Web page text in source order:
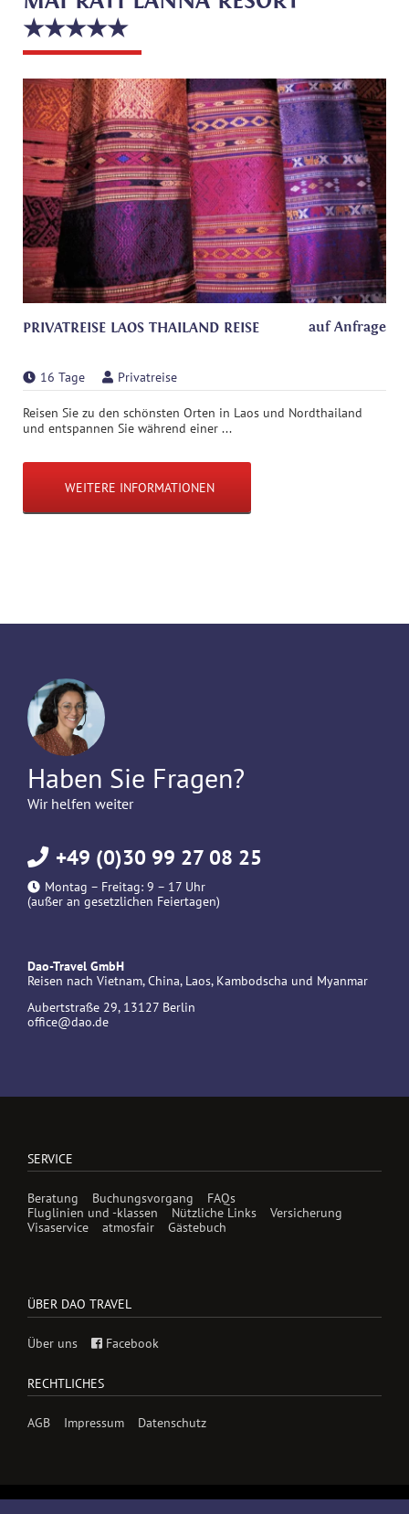
★★★★★
PRIVATREISE LAOS THAILAND REISE auf Anfrage
16 Tage Privatreise
Reisen Sie zu den schönsten Orten in Laos und Nordthailand
und entspannen Sie während einer ...
WEITERE INFORMATIONEN
Haben Sie Fragen?
Wir helfen weiter
+49 (0)30 99 27 08 25
Montag – Freitag: 9 – 17 Uhr
(außer an gesetzlichen Feiertagen)
Dao-Travel GmbH
Reisen nach Vietnam, China, Laos, Kambodscha und Myanmar
Aubertstraße 29, 13127 Berlin
office@dao.de
SERVICE
Beratung Buchungsvorgang
FAQs
Fluglinien und -klassen
Nützliche Links
Versicherung
Visaservice
atmosfair Gästebuch
ÜBER DAO TRAVEL
Über uns Facebook
RECHTLICHES
AGB Impressum Datenschutz